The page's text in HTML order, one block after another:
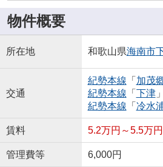
物件概要
所在地 和歌山県海南市
交通
紀勢本線 「 加茂
紀勢本線 「 下津
紀勢本線 「 冷水
賃料 5.2万円～5.5万円
管理費等 6,000円